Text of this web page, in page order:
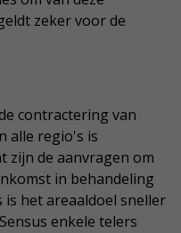
zeker voor de
contractering van
alle regio's is
zijn de aanvragen om
in behandeling
het areaaldoel sneller
enkele telers